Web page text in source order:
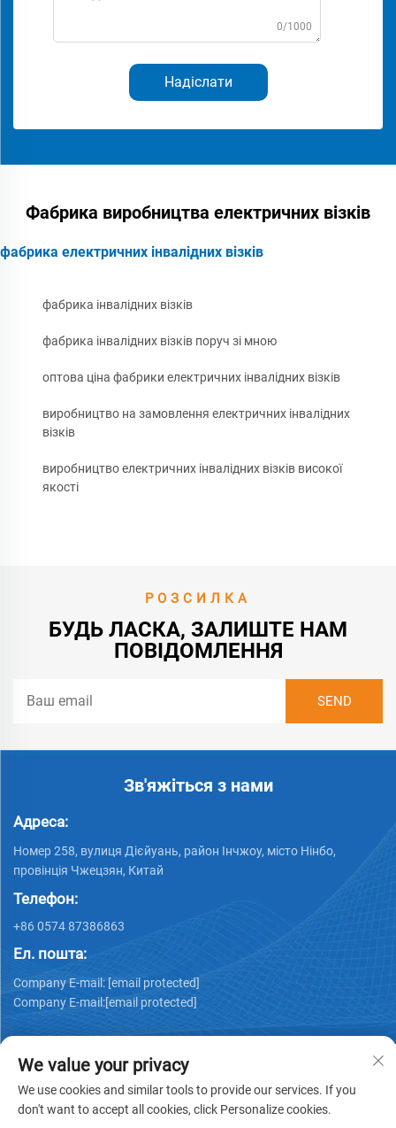
0/1000
Надіслати
Фабрика виробництва електричних візків
фабрика електричних інвалідних візків
фабрика інвалідних візків
фабрика інвалідних візків поруч зі мною
оптова ціна фабрики електричних інвалідних візків
виробництво на замовлення електричних інвалідних
візків
виробництво електричних інвалідних візків високої
якості
РОЗСИЛКА
БУДЬ ЛАСКА, ЗАЛИШТЕ НАМ
ПОВІДОМЛЕННЯ
Зв'яжіться з нами
Адреса:
Номер 258, вулиця Дієйуань, район Інчжоу, місто Нінбо,
провінція Чжецзян, Китай
Телефон:
+86 0574 87386863
Ел. пошта:
Company E-mail: [email protected]
Company E-mail:[email protected]
We value your privacy
We use cookies and similar tools to provide our services. If you
don't want to accept all cookies, click Personalize cookies.